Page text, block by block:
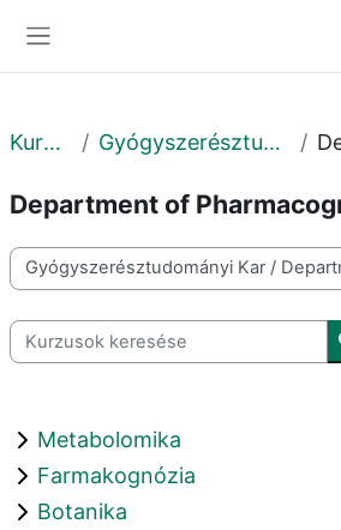
Kurzusok Gyógyszerésztudományi Kar
Department of
Kurzuskategóriák
Kurzusok keresése
Metabolomika
Farmakognózia
Botanika